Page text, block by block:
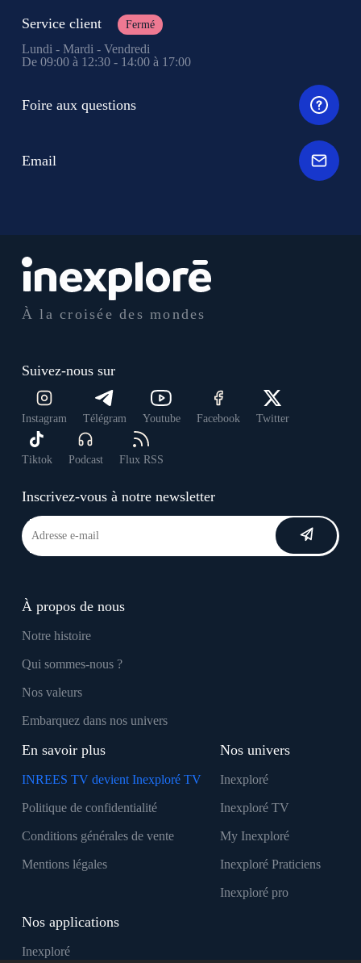
À la croisée des mondes
Suivez-nous sur
Instagram Télégram Youtube Facebook Twitter
Tiktok Podcast Flux RSS
Inscrivez-vous à notre newsletter
À propos de nous
Notre histoire
Qui sommes-nous ?
Nos valeurs
Embarquez dans nos univers
En savoir plus
INREES TV devient Inexploré TV
Politique de confidentialité
Conditions générales de vente
Mentions légales
Nos univers
Inexploré
Inexploré TV
My Inexploré
Inexploré Praticiens
Inexploré pro
Nos applications
Inexploré
Service client Fermé
Lundi - Mardi - Vendredi
De 09:00 à 12:30 - 14:00 à 17:00
Foire aux questions
Email